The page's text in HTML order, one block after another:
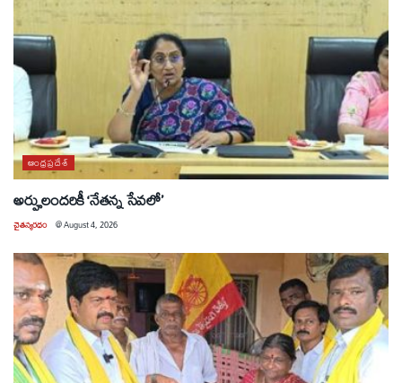
ఆంధ్రప్రదేశ్
అర్హులందరికీ ‘నేతన్న సేవలో’
చైతన్యరధం @August 4, 2026